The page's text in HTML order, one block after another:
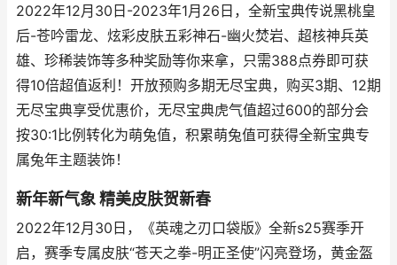
2022年12月30日-2023年1月26日，全新宝典传说黑桃皇
后-苍吟雷龙、炫彩皮肤五彩神石-幽火焚岩、超核神兵英
雄、珍稀装饰等多种奖励等你来拿，只需388点券即可获
得10倍超值返利！开放预购多期无尽宝典，购买3期、12期
无尽宝典享受优惠价，无尽宝典虎气值超过600的部分会
按30:1比例转化为萌兔值，积累萌兔值可获得全新宝典专
属兔年主题装饰！
新年新气象 精美皮肤贺新春
2022年12月30日，《英魂之刃口袋版》全新s25赛季开
启，赛季专属皮肤“苍天之拳-明正圣使”闪亮登场，黄金盔